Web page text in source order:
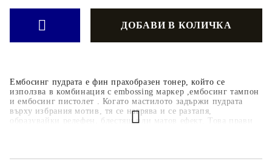
Ембосинг пудрата е фин прахобразен тонер, който се
използва в комбинация с embossing маркер ,ембосинг тампон
и ембосинг пистолет . Когато мастилото задържи пудрата
върху избрания мотив, тя се нагрява и се разтапя,
образувайки релефен, блестящ или матов ефект. Това прави